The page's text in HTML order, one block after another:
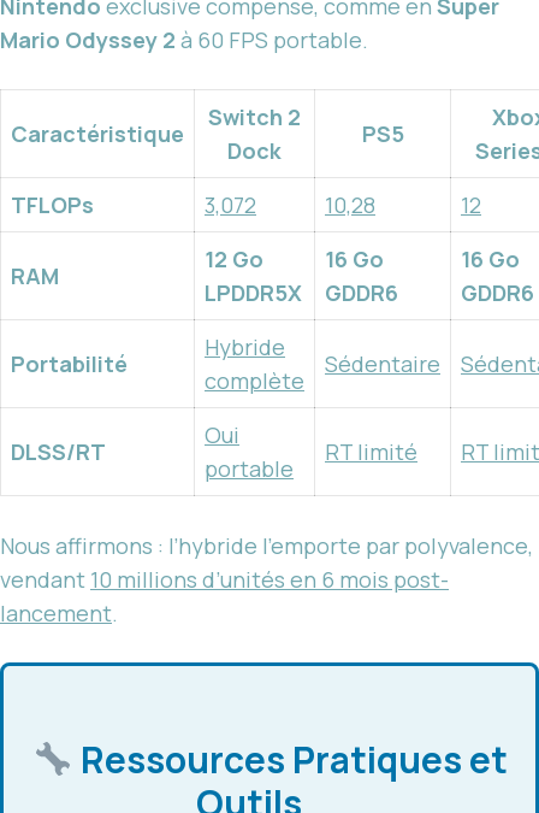
Mario Odyssey 2 à 60 FPS portable.
Caractéristique
Switch 2
Dock
PS5
TFLOPs
3,072 10,28 12
RAM
12 Go
LPDDR5X
16 Go
GDDR6
16 Go
GDDR6
Portabilité
Hybride
complète
Sédentaire
DLSS/RT
Oui
portable
RT limité RT
Nous affirmons : l’hybride l’emporte par polyvalence,
vendant 10 millions d’unités en 6 mois post-
lancement.
Ressources Pratiques et
Outils